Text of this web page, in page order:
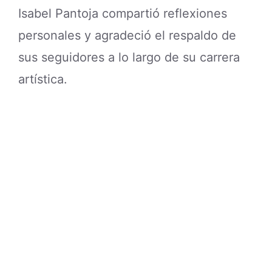
Isabel Pantoja compartió reflexiones
personales y agradeció el respaldo de
sus seguidores a lo largo de su carrera
artística.